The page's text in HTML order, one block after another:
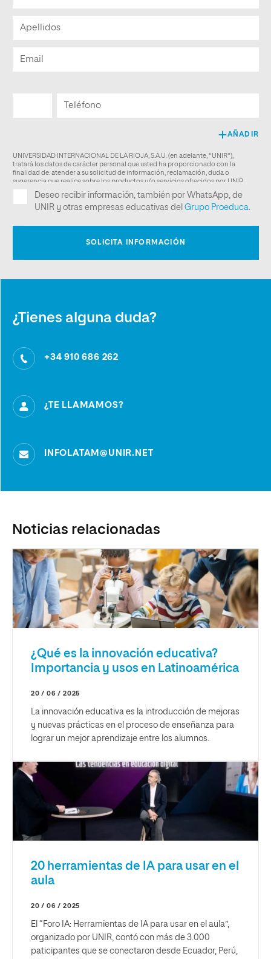
¿Tienes alguna duda?
+34 910 686 262
¿TE LLAMAMOS?
INFOLATAM@UNIR.NET
Noticias relacionadas
¿Qué es la innovación educativa?
Importancia y usos en Latinoamérica
20 / 06 / 2025
La innovación educativa es la introducción de mejoras
y nuevas prácticas en el proceso de enseñanza para
lograr un mejor aprendizaje entre los alumnos.
20 herramientas de IA para usar en el
aula
20 / 06 / 2025
El “Foro IA: Herramientas de IA para usar en el aula”,
organizado por UNIR, contó con más de 3.000
paticipantes que se conectaron desde Ecuador, Perú,